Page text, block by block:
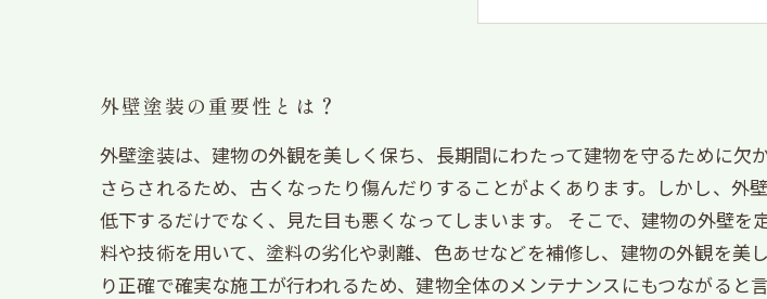
外壁塗装の重要性とは？
外壁塗装は、建物の外観を美しく保ち、長期間にわたって建物を守るために
さらされるため、古くなったり傷んだりすることがよくあります。しかし、
低下するだけでなく、見た目も悪くなってしまいます。 そこで、建物の外壁
料や技術を用いて、塗料の劣化や剥離、色あせなどを補修し、建物の外観を
り正確で確実な施工が行われるため、建物全体のメンテナンスにもつながる